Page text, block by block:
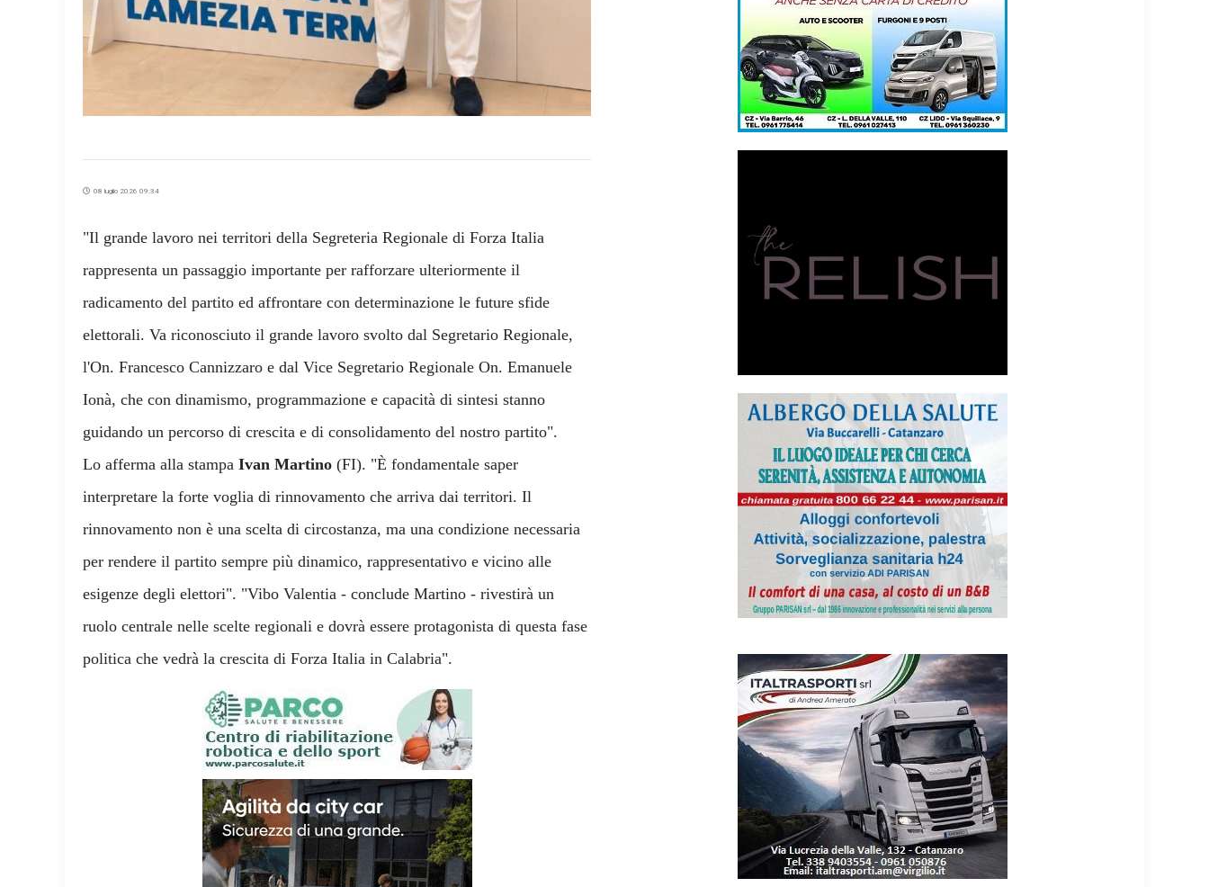
08 luglio 2026 09:34
"Il grande lavoro nei territori della Segreteria Regionale di Forza Italia
rappresenta un passaggio importante per rafforzare ulteriormente il
radicamento del partito ed affrontare con determinazione le future sfide
elettorali. Va riconosciuto il grande lavoro svolto dal Segretario Regionale,
l'On. Francesco Cannizzaro e dal Vice Segretario Regionale On. Emanuele
Ionà, che con dinamismo, programmazione e capacità di sintesi stanno
guidando un percorso di crescita e di consolidamento del nostro partito".
Lo afferma alla stampa Ivan Martino (FI). "È fondamentale saper
interpretare la forte voglia di rinnovamento che arriva dai territori. Il
rinnovamento non è una scelta di circostanza, ma una condizione necessaria
per rendere il partito sempre più dinamico, rappresentativo e vicino alle
esigenze degli elettori". "Vibo Valentia - conclude Martino - rivestirà un
ruolo centrale nelle scelte regionali e dovrà essere protagonista di questa fase
politica che vedrà la crescita di Forza Italia in Calabria".